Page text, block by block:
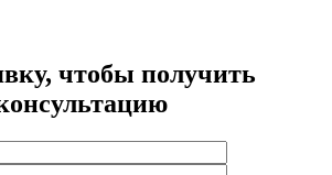
чтобы получить